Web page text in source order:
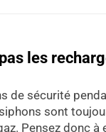
les
de sécurité
sont
Pensez donc à